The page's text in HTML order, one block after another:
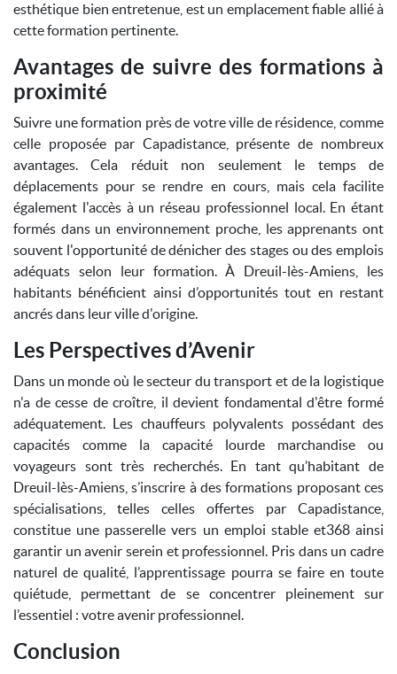
esthétique bien entretenue, est un emplacement fiable allié à
cette formation pertinente.
Avantages de suivre des formations à
proximité
Suivre une formation près de votre ville de résidence, comme
celle proposée par Capadistance, présente de nombreux
avantages. Cela réduit non seulement le temps de
déplacements pour se rendre en cours, mais cela facilite
également l'accès à un réseau professionnel local. En étant
formés dans un environnement proche, les apprenants ont
souvent l'opportunité de dénicher des stages ou des emplois
adéquats selon leur formation. À Dreuil-lès-Amiens, les
habitants bénéficient ainsi d’opportunités tout en restant
ancrés dans leur ville d'origine.
Les Perspectives d’Avenir
Dans un monde où le secteur du transport et de la logistique
n'a de cesse de croître, il devient fondamental d'être formé
adéquatement. Les chauffeurs polyvalents possédant des
capacités comme la capacité lourde marchandise ou
voyageurs sont très recherchés. En tant qu’habitant de
Dreuil-lès-Amiens, s’inscrire à des formations proposant ces
spécialisations, telles celles offertes par Capadistance,
constitue une passerelle vers un emploi stable et368 ainsi
garantir un avenir serein et professionnel. Pris dans un cadre
naturel de qualité, l’apprentissage pourra se faire en toute
quiétude, permettant de se concentrer pleinement sur
l’essentiel : votre avenir professionnel.
Conclusion